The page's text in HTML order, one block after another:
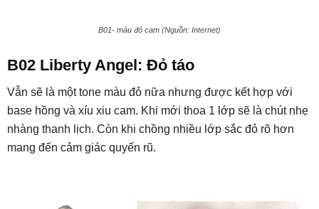
B01- màu đỏ cam (Nguồn: Internet)
B02 Liberty Angel: Đỏ táo
Vẫn sẽ là một tone màu đỏ nữa nhưng được kết hợp với
base hồng và xíu xiu cam. Khi mới thoa 1 lớp sẽ là chút nhẹ
nhàng thanh lịch. Còn khi chồng nhiều lớp sắc đỏ rõ hơn
mang đến cảm giác quyến rũ.